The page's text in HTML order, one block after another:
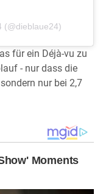
(@dieblaue24)
für ein Déjà-vu zu
- nur dass die
nur bei 2,7